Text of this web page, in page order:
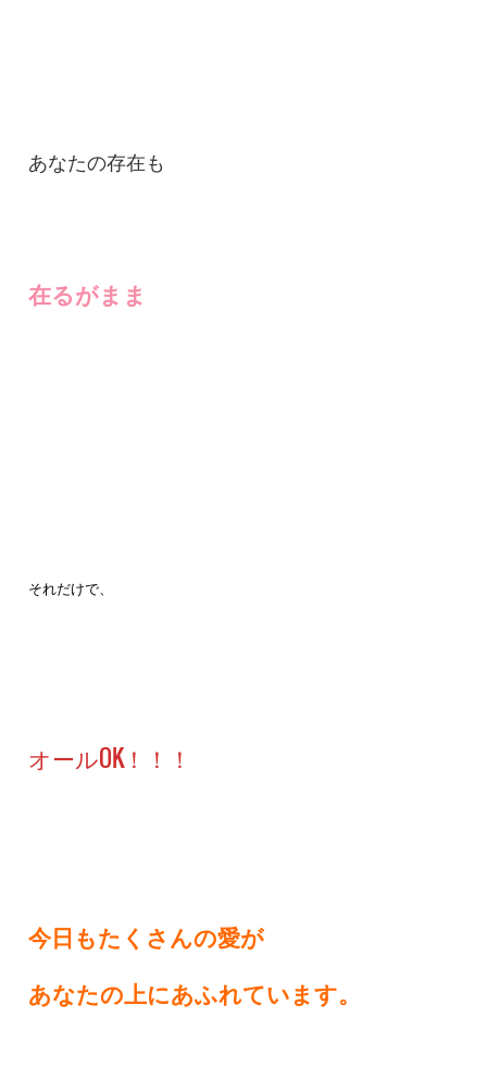
あなたの存在も
在るがまま
それだけで、
オールOK！！！
今日もたくさんの愛が
あなたの上にあふれています。